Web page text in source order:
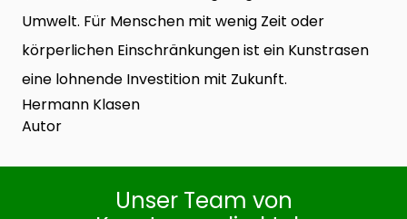
Umwelt. Für Menschen mit wenig Zeit oder
körperlichen Einschränkungen ist ein Kunstrasen
eine lohnende Investition mit Zukunft.
Hermann Klasen
Autor
Unser Team von